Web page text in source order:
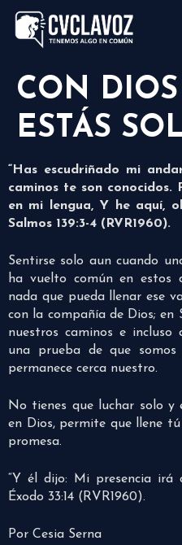
CON
ESTÁS
“Has escudriñado mi
caminos te son conocidos.
en mi lengua, Y he aquí,
Salmos 139:3-4 (RVR1960).
Sentirse solo aun cuando
ha vuelto común en estos
nada que pueda llenar ese
con la compañía de Dios; en
nuestros caminos e incluso
una prueba de que
permanece cerca nuestro.
No tienes que luchar solo y
en Dios, permite que llene
promesa.
“Y él dijo: Mi presencia irá
Éxodo 33:14 (RVR1960).
Por Cesia Serna